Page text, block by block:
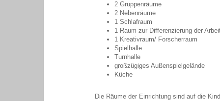
2 Gruppenräume
2 Nebenräume
1 Schlafraum
1 Raum zur Differenzierung der
1 Kreativraum/ Forscherraum
Spielhalle
Turnhalle
großzügiges Außenspielgelände
Küche
Die Räume der Einrichtung sind auf die